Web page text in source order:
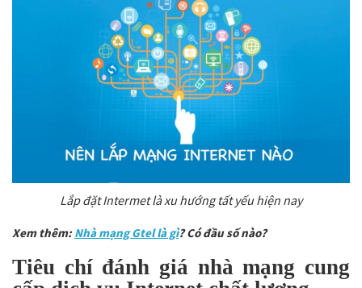
Lắp đặt Intermet là xu hướng tất yếu hiện nay
Xem thêm: Nhà mạng Gtel là gì? Có đầu số nào?
Tiêu chí đánh giá nhà mạng cung